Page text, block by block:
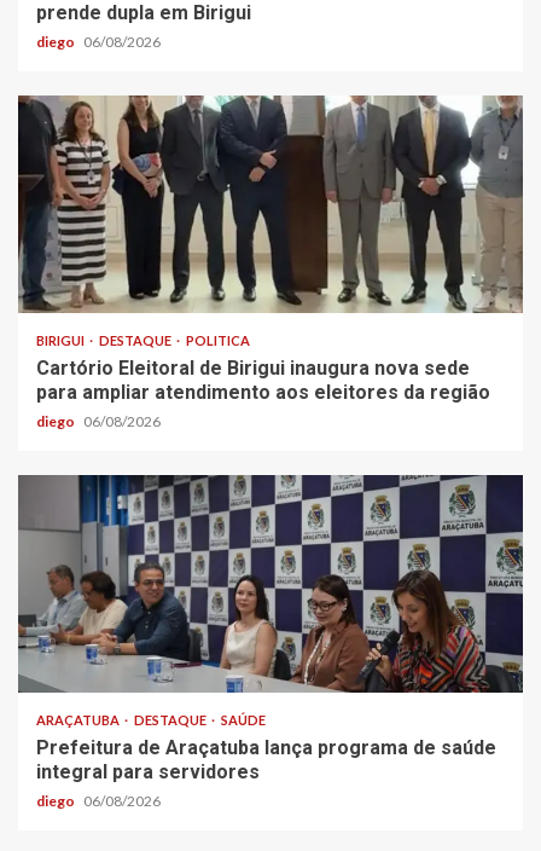
prende dupla em Birigui
diego 06/08/2026
BIRIGUI DESTAQUE POLITICA
Cartório Eleitoral de Birigui inaugura nova sede
para ampliar atendimento aos eleitores da região
diego 06/08/2026
ARAÇATUBA DESTAQUE SAÚDE
Prefeitura de Araçatuba lança programa de saúde
integral para servidores
diego 06/08/2026